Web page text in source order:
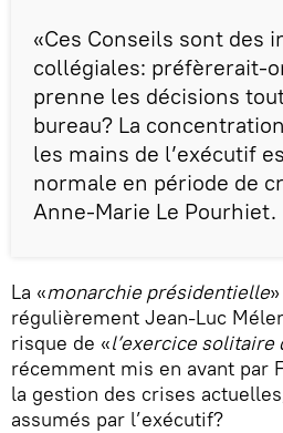
«Ces Conseils sont des
collégiales: préfèrerait-
prenne les décisions
bureau? La
les mains de l’exécutif
normale en période de
Anne-Marie Le Pourhiet.
La «monarchie présidentielle
régulièrement Jean-Luc
risque de «l’exercice solitaire
récemment mis en avant par
la gestion des crises
assumés par l’exécutif?